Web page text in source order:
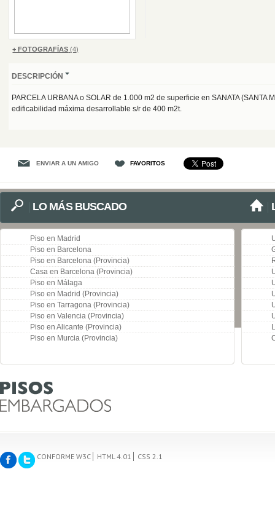
+ FOTOGRAFÍAS (4)
DESCRIPCIÓN
PARCELA URBANA o SOLAR de 1.000 m2 de superficie en SANATA (SANTA
edificabilidad máxima desarrollable s/r de 400 m2t.
ENVIAR A UN AMIGO FAVORITOS
LO MÁS BUSCADO
Piso en Madrid
Piso en Barcelona
Piso en Barcelona (Provincia)
Casa en Barcelona (Provincia)
Piso en Málaga
Piso en Madrid (Provincia)
Piso en Tarragona (Provincia)
Piso en Valencia (Provincia)
Piso en Alicante (Provincia)
Piso en Murcia (Provincia)
CONFORME W3C HTML 4.01 CSS 2.1